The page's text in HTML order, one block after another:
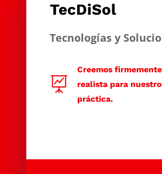
TecDiSol
Tecnologías y

Creemos
realista para
práctica.